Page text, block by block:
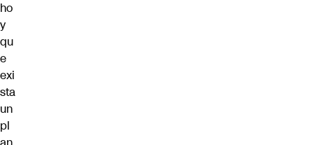
ho
y
qu
e
exi
sta
un
pl